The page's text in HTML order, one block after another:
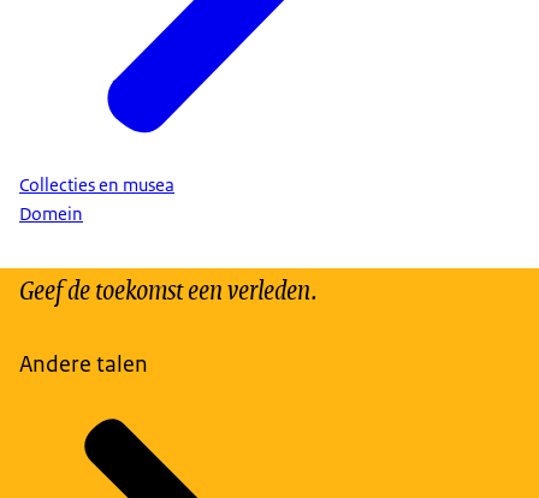
Collecties en musea
Domein
Geef de toekomst een verleden.
Andere talen